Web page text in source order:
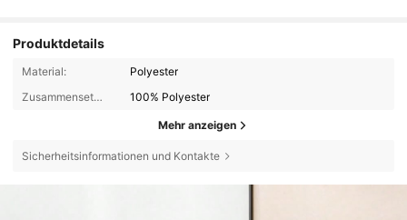
Produktdetails
Material:
Polyester
Zusammensetzung:
100% Polyester
Mehr anzeigen
Sicherheitsinformationen und Kontakte